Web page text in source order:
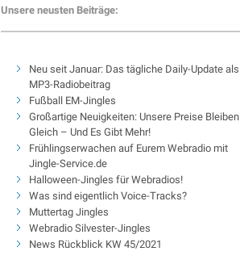
Unsere neusten Beiträge:
Neu seit Januar: Das tägliche Daily-Update als
MP3-Radiobeitrag
Fußball EM-Jingles
Großartige Neuigkeiten: Unsere Preise Bleiben
Gleich – Und Es Gibt Mehr!
Frühlingserwachen auf Eurem Webradio mit
Jingle-Service.de
Halloween-Jingles für Webradios!
Was sind eigentlich Voice-Tracks?
Muttertag Jingles
Webradio Silvester-Jingles
News Rückblick KW 45/2021